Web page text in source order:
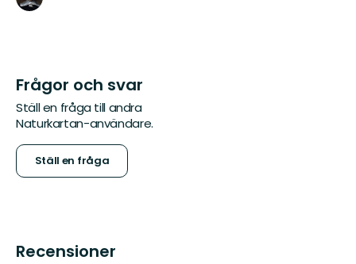
Frågor och svar
Ställ en fråga till andra
Naturkartan-användare.
Ställ en fråga
Recensioner